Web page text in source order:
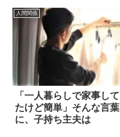
人間関係
「一人暮らしで家事して
たけど簡単」そんな言葉
に、子持ち主夫は